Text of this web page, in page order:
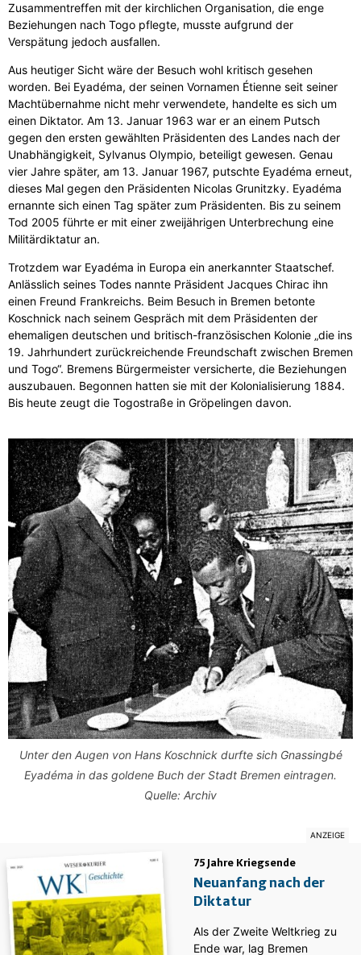
Zusammentreffen mit der kirchlichen Organisation, die enge
Beziehungen nach Togo pflegte, musste aufgrund der
Verspätung jedoch ausfallen.
Aus heutiger Sicht wäre der Besuch wohl kritisch gesehen
worden. Bei Eyadéma, der seinen Vornamen Étienne seit seiner
Machtübernahme nicht mehr verwendete, handelte es sich um
einen Diktator. Am 13. Januar 1963 war er an einem Putsch
gegen den ersten gewählten Präsidenten des Landes nach der
Unabhängigkeit, Sylvanus Olympio, beteiligt gewesen. Genau
vier Jahre später, am 13. Januar 1967, putschte Eyadéma erneut,
dieses Mal gegen den Präsidenten Nicolas Grunitzky. Eyadéma
ernannte sich einen Tag später zum Präsidenten. Bis zu seinem
Tod 2005 führte er mit einer zweijährigen Unterbrechung eine
Militärdiktatur an.
Trotzdem war Eyadéma in Europa ein anerkannter Staatschef.
Anlässlich seines Todes nannte Präsident Jacques Chirac ihn
einen Freund Frankreichs. Beim Besuch in Bremen betonte
Koschnick nach seinem Gespräch mit dem Präsidenten der
ehemaligen deutschen und britisch-französischen Kolonie „die ins
19. Jahrhundert zurückreichende Freundschaft zwischen Bremen
und Togo“. Bremens Bürgermeister versicherte, die Beziehungen
auszubauen. Begonnen hatten sie mit der Kolonialisierung 1884.
Bis heute zeugt die Togostraße in Gröpelingen davon.
Unter den Augen von Hans Koschnick durfte sich Gnassingbé
Eyadéma in das goldene Buch der Stadt Bremen eintragen.
Quelle: Archiv
75 Jahre Kriegsende
Neuanfang nach der
Diktatur
Als der Zweite Weltkrieg zu
Ende war, lag Bremen